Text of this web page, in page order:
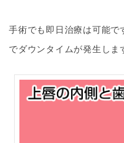
手術でも即日治療は可能で
でダウンタイムが発生しま